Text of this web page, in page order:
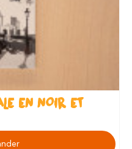
EN NOIR ET